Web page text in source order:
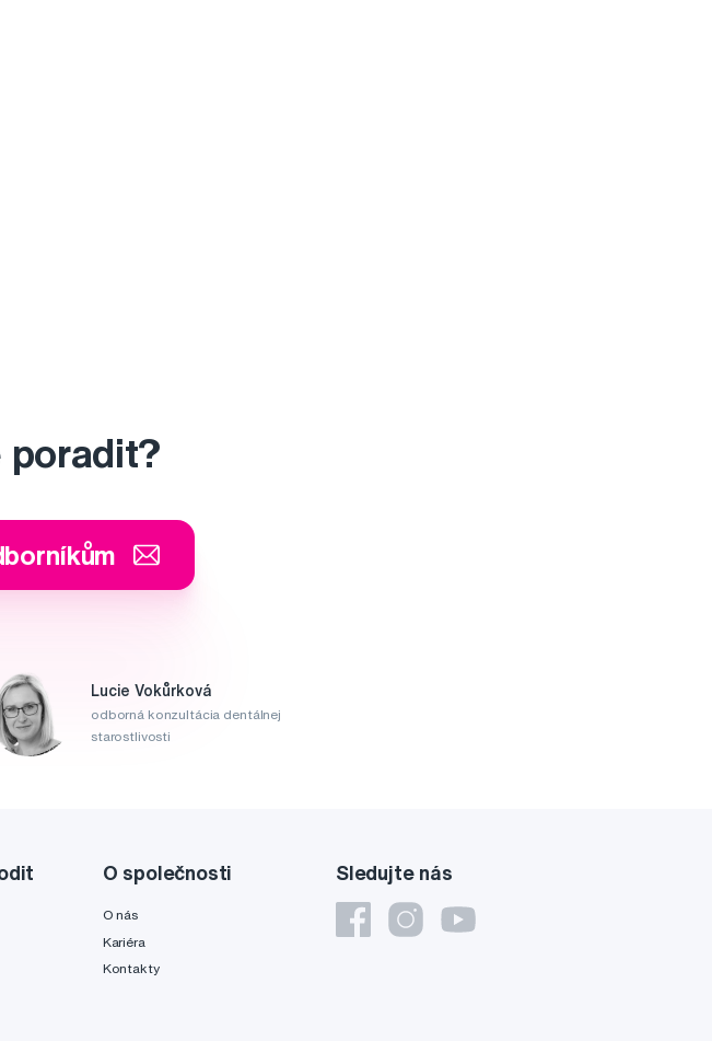
poradit?
Lucie Vokůrková
odborná konzultácia dentálnej
starostlivosti
Sledujte nás
O společnosti
O nás
Kariéra
Kontakty